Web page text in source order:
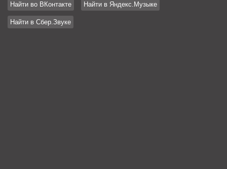
Найти во ВКонтакте Найти в Яндекс.Музыке
Найти в Сбер.Звуке